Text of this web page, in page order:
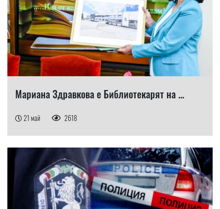
Мариана Здравкова е Библиотекарят на ...
21 май 2618